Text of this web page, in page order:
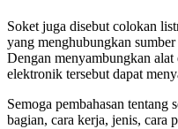
Soket juga disebut colokan
yang menghubungkan
Dengan menyambungkan
elektronik tersebut dapat
Semoga pembahasan tentang
bagian, cara kerja, jenis, cara